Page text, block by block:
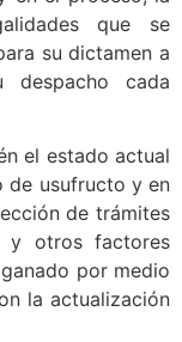
que se
su dictamen a
cada
el estado actual
de usufructo y en
de trámites
y otros factores
por medio
la actualización